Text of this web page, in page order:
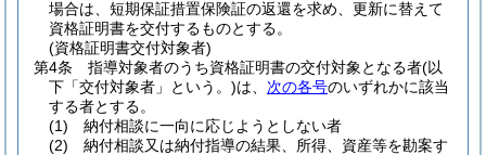
場合は、短期保証措置保険証の返還を求め、更新に替えて
資格証明書を交付するものとする。
(資格証明書交付対象者)
第4条
指導対象者のうち資格証明書の交付対象となる者(以
下「交付対象者」という。)は、 次の各号のいずれかに該当
する者とする。
(1)
納付相談に一向に応じようとしない者
(2)
納付相談又は納付指導の結果、所得、資産等を勘案す